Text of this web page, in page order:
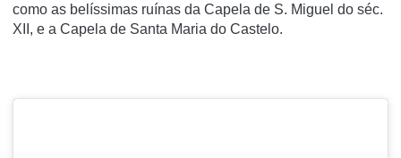
como as belíssimas ruínas da Capela de S. Miguel do séc.
XII, e a Capela de Santa Maria do Castelo.